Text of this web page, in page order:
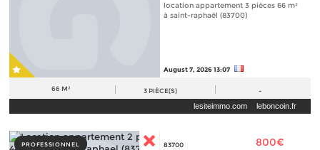
location appartement 3 pièces 66 m²
à saint-raphaël (83700)
August 7, 2026 13:07
66 M² 3 PIÈCE(S) -
lesiteimmo.com leboncoin.fr
PROFESSIONNEL 83700 800€